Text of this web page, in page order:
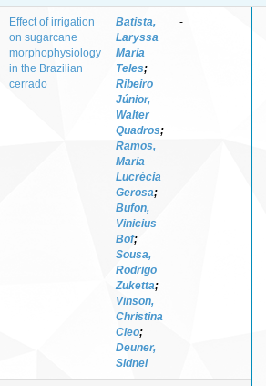
Effect of irrigation
on sugarcane
morphophysiology
in the Brazilian
cerrado
Batista,
Laryssa
Maria
Teles;
Ribeiro
Júnior,
Walter
Quadros;
Ramos,
Maria
Lucrécia
Gerosa;
Bufon,
Vinicius
Bof;
Sousa,
Rodrigo
Zuketta;
Vinson,
Christina
Cleo;
Deuner,
Sidnei
-